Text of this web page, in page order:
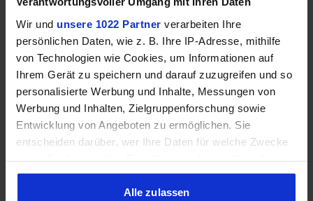
Wir und unsere 1022 Partner verarbeiten Ihre
persönlichen Daten, wie z. B. Ihre IP-Adresse, mithilfe
von Technologien wie Cookies, um Informationen auf
Ihrem Gerät zu speichern und darauf zuzugreifen und so
personalisierte Werbung und Inhalte, Messungen von
Werbung und Inhalten, Zielgruppenforschung sowie
Entwicklung von Angeboten zu ermöglichen. Sie
entscheiden darüber, wer Ihre Daten für welche Zwecke
Cookie-Erklärung oder durch Klicken auf das Privacy
Trigger Symbol ändern oder widerrufen
Alle zulassen
Serien wählen
Spiele wählen
Average
1% Low